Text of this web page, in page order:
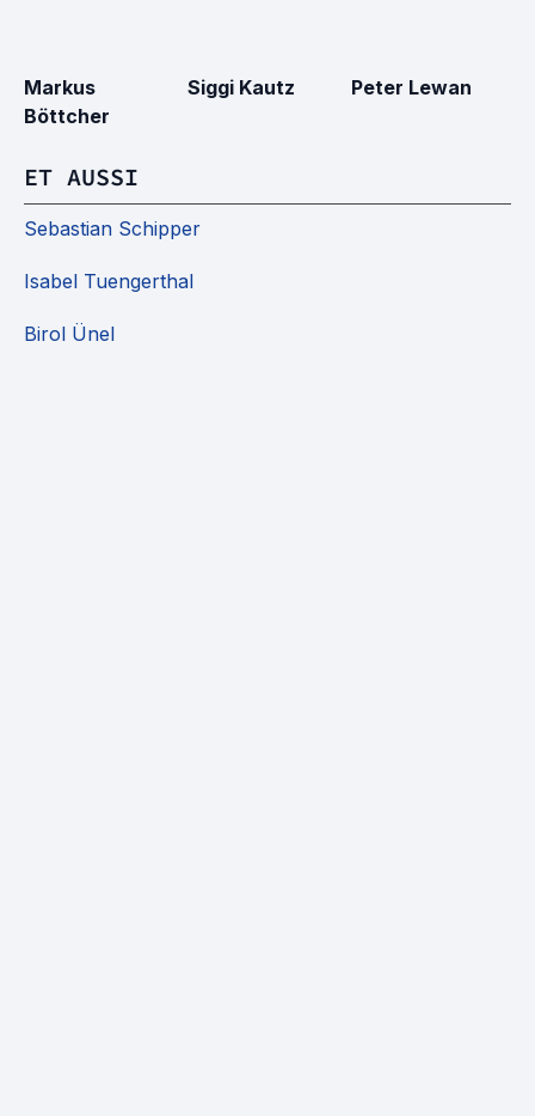
Markus
Böttcher
Siggi Kautz Peter Lewan
ET AUSSI
Sebastian Schipper
Isabel Tuengerthal
Birol Ünel